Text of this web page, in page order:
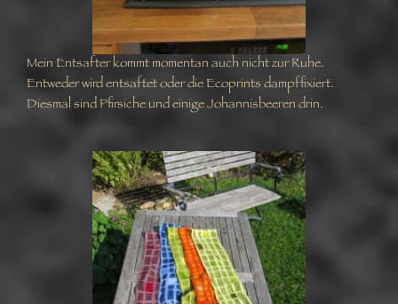
Mein Entsafter kommt momentan auch nicht zur Ruhe.
Entweder wird entsaftet oder die Ecoprints dampffixiert.
Diesmal sind Pfirsiche und einige Johannisbeeren drin.